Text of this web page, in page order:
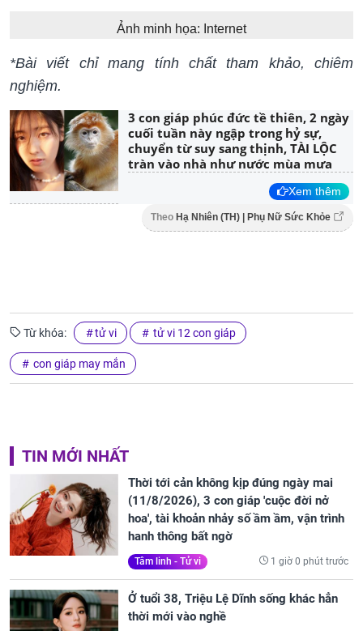
Ảnh minh họa: Internet
*Bài viết chỉ mang tính chất tham khảo, chiêm
nghiệm.
3 con giáp phúc đức tề thiên, 2 ngày
cuối tuần này ngập trong hỷ sự,
chuyển từ suy sang thịnh, TÀI LỘC
tràn vào nhà như nước mùa mưa
Xem thêm
Theo Hạ Nhiên (TH) | Phụ Nữ Sức Khỏe
Từ khóa: tử vi tử vi 12 con giáp
con giáp may mắn
TIN MỚI NHẤT
Thời tới cản không kịp đúng ngày mai
(11/8/2026), 3 con giáp 'cuộc đời nở
hoa', tài khoản nhảy số ầm ầm, vận trình
hanh thông bất ngờ
Tâm linh - Tử vi 1 giờ 0 phút trước
Ở tuổi 38, Triệu Lệ Dĩnh sống khác hẳn
thời mới vào nghề